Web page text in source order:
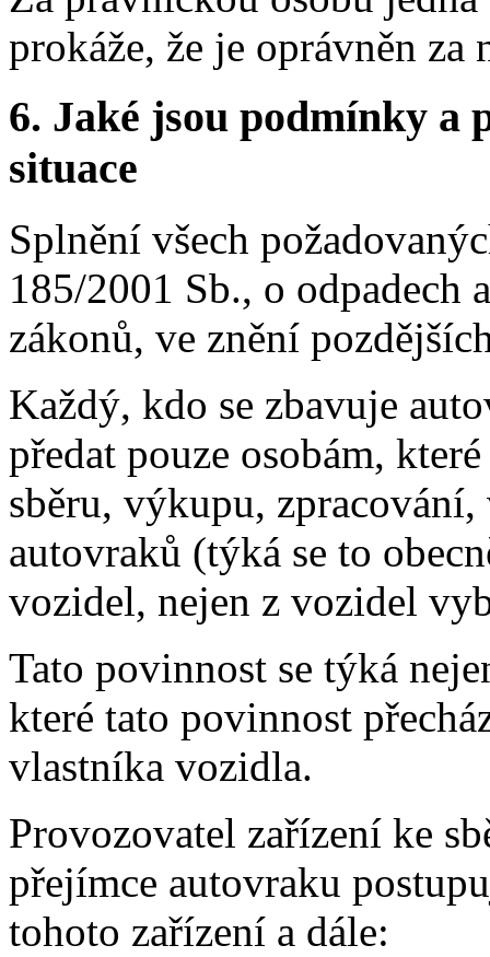
prokáže, že je oprávněn za
6. Jaké jsou podmínky a
situace
Splnění všech
185/2001 Sb., o odpadech
zákonů, ve znění
Každý, kdo se zbavuje
předat pouze osobám,
sběru, výkupu,
autovraků (týká se to
vozidel, nejen z vozidel
Tato povinnost se týká
které tato povinnost
vlastníka vozidla.
Provozovatel zařízení ke
přejímce autovraku
tohoto zařízení a dále: